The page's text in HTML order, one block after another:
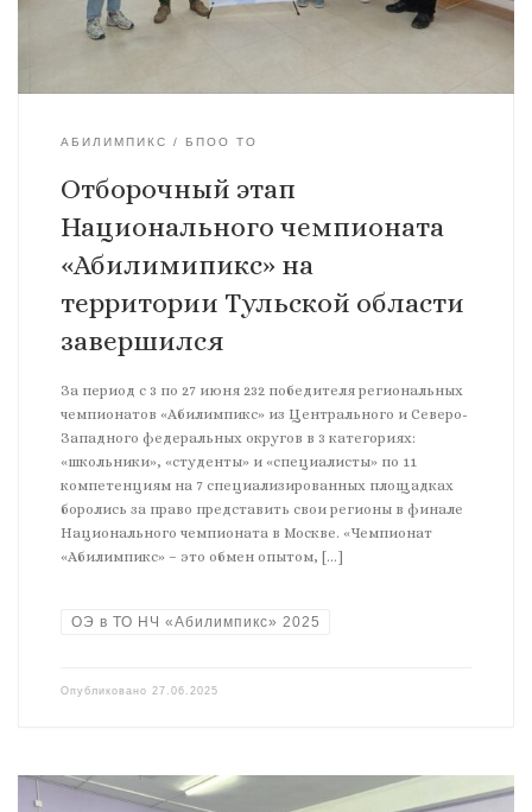
АБИЛИМПИКС БПОО ТО
Отборочный этап
Национального чемпионата
«Абилимипикс» на
территории Тульской области
завершился
За период с 3 по 27 июня 232 победителя региональных
чемпионатов «Абилимпикс» из Центрального и Северо-
Западного федеральных округов в 3 категориях:
«школьники», «студенты» и «специалисты» по 11
компетенциям на 7 специализированных площадках
боролись за право представить свои регионы в финале
Национального чемпионата в Москве. «Чемпионат
«Абилимпикс» – это обмен опытом, […]
ОЭ в ТО НЧ «Абилимпикс» 2025
Опубликовано 27.06.2025